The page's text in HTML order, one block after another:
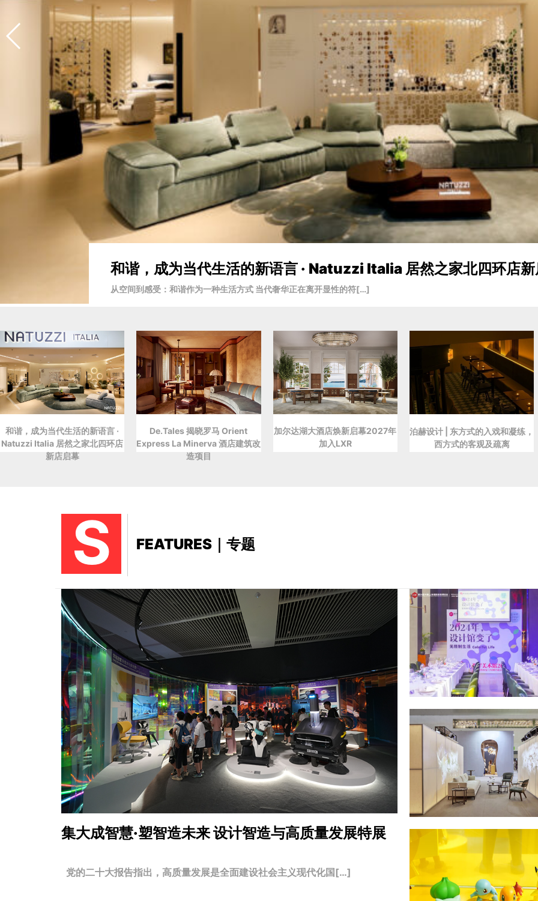
和谐，成为当代生活的新语言 · Natuzzi Italia 居然之家北四环店
从空间到感受：和谐作为一种生活方式 当代奢华正在离开显性的符[…]
和谐，成为当代生活的新语言 ·
Natuzzi Italia 居然之家北四环店
新店启幕
De.Tales 揭晓罗马 Orient
Express La Minerva 酒店建筑改
造项目
加尔达湖大酒店焕新启幕2027年
加入LXR
泊赫设计 | 东方式的入戏和凝练，
西方式的客观及疏离
S FEATURES｜专题
集大成智慧·塑智造未来设计智造与高质量发展特展
党的二十大报告指出，高质量发展是全面建设社会主义现代化国[…]